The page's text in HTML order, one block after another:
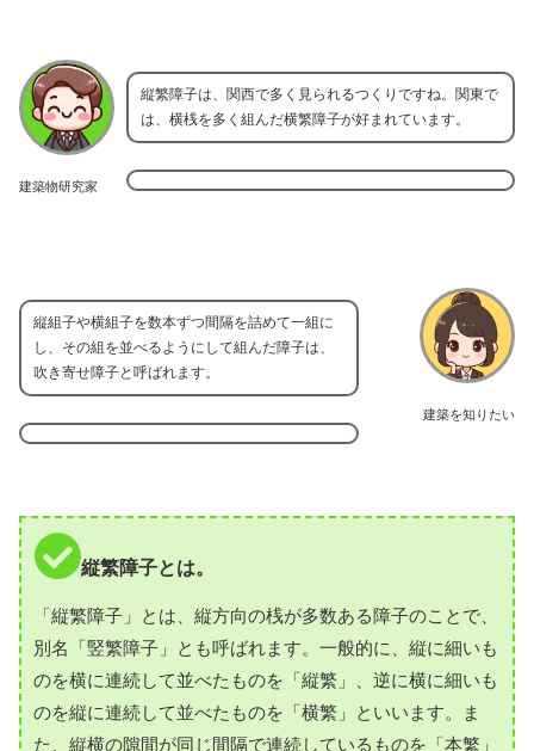
建築物研究家
縦繁障子は、関西で多く見られるつくりですね。関東で
は、横桟を多く組んだ横繁障子が好まれています。
建築を知りたい
縦組子や横組子を数本ずつ間隔を詰めて一組に
し、その組を並べるようにして組んだ障子は、
吹き寄せ障子と呼ばれます。
縦繁障子とは。
「縦繁障子」とは、縦方向の桟が多数ある障子のことで、
別名「竪繁障子」とも呼ばれます。一般的に、縦に細いも
のを横に連続して並べたものを「縦繁」、逆に横に細いも
のを縦に連続して並べたものを「横繁」といいます。ま
た、縦横の隙間が同じ間隔で連続しているものを「本繁」